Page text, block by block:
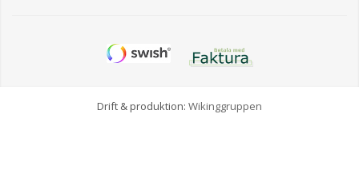
Drift & produktion: Wikinggruppen